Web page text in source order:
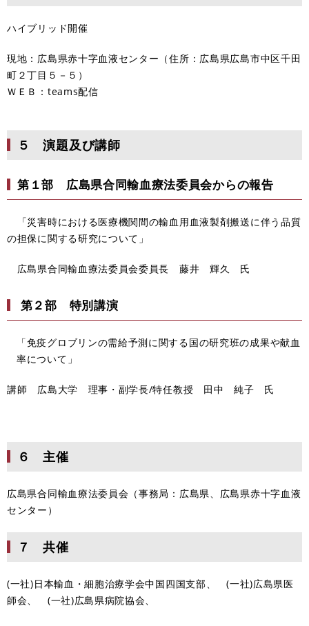
ハイブリッド開催
現地：広島県赤十字血液センター（住所：広島県広島市中区千田
町２丁目５－５）
ＷＥＢ：teams配信
５ 演題及び講師
第１部 広島県合同輸血療法委員会からの報告
「災害時における医療機関間の輸血用血液製剤搬送に伴う品質
の担保に関する研究について」
広島県合同輸血療法委員会委員長 藤井 輝久 氏
第２部 特別講演
「免疫グロブリンの需給予測に関する国の研究班の成果や献血
率について」
講師 広島大学 理事・副学長/特任教授 田中 純子 氏
６ 主催
広島県合同輸血療法委員会（事務局：広島県、広島県赤十字血液
センター）
７ 共催
(一社)日本輸血・細胞治療学会中国四国支部、 (一社)広島県医
師会、 (一社)広島県病院協会、